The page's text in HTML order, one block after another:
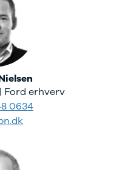
Ford erhverv
0634